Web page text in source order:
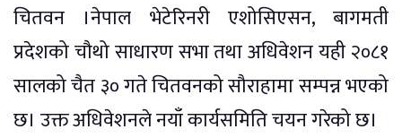
चितवन ।नेपाल भेटेरिनरी एशोसिएसन, बागमती
प्रदेशको चौथो साधारण सभा तथा अधिवेशन यही २०८१
सालको चैत ३० गते चितवनको सौराहामा सम्पन्न भएको
छ। उक्त अधिवेशनले नयाँ कार्यसमिति चयन गरेको छ।